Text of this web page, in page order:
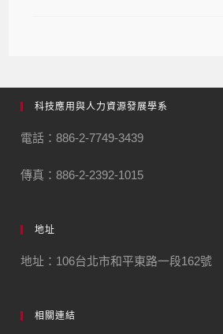
科技應用與人力資源發展學系
電話：886-2-7749-3439
傳真：886-2-2392-1015
地址
地址：106台北市和平東路一段162號
相關連結